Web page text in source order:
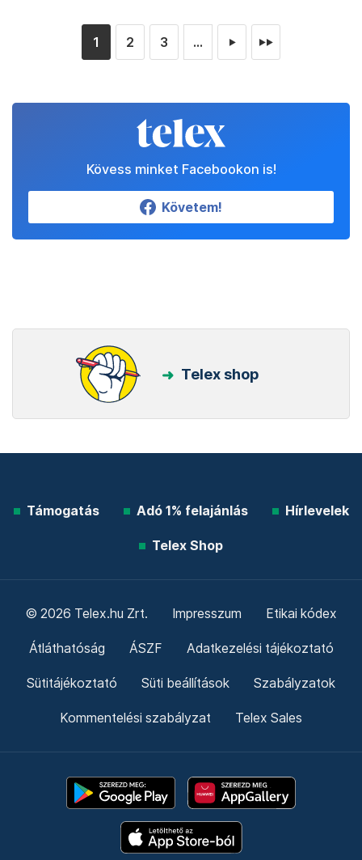
1 2 3 ... ► ►►
Kövess minket Facebookon is!
Követem!
Telex shop
Támogatás Adó 1% felajánlás Hírlevelek
Telex Shop
© 2026 Telex.hu Zrt. Impresszum Etikai kódex
Átláthatóság ÁSZF Adatkezelési tájékoztató
Sütitájékoztató Süti beállítások Szabályzatok
Kommentelési szabályzat Telex Sales